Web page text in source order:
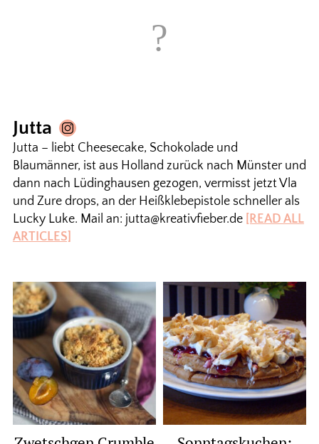
Jutta
Jutta – liebt Cheesecake, Schokolade und
Blaumänner, ist aus Holland zurück nach Münster und
dann nach Lüdinghausen gezogen, vermisst jetzt Vla
und Zure drops, an der Heißklebepistole schneller als
Lucky Luke. Mail an: jutta@kreativfieber.de [READ ALL
ARTICLES]